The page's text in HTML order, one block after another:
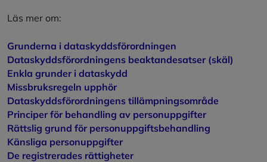
Läs mer om:
Grunderna i dataskyddsförordningen
Dataskyddsförordningens beaktandesatser (skäl)
Enkla grunder i dataskydd
Missbruksregeln upphör
Dataskyddsförordningens tillämpningsområde
Principer för behandling av personuppgifter
Rättslig grund för personuppgiftsbehandling
Känsliga personuppgifter
De registrerades rättigheter